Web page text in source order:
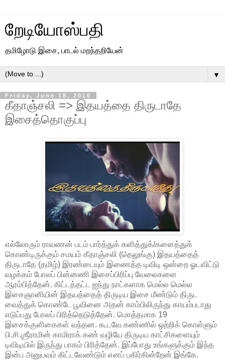
றேடியோஸ்பதி
தமிழோடு இசை, பாடல் மறந்தறியேன்
▼
Friday, June 18, 2010
கீதாஞ்சலி => இதயத்தை திருடாதே
இசைத்தொகுப்பு
எல்லோரும் ராவணன் படம் பார்த்துக் களித்துக்/களைத்துக்
கொண்டிருக்கும் சமயம் கீதாஞ்சலி (தெலுங்கு) இதயத்தைத்
திருடாதே (தமிழ்) இரண்டையும் இணைத்த டிவிடி ஒன்றை ஓடவிட்டு
வழக்கம் போலப் பின்னணி இசைப்பிரிப்பு வேலைகளை
ஆரம்பித்தேன். கிட்டத்தட்ட ஐந்து நாட்களாக மெல்ல மெல்ல
இசைஞானியின் இதயத்தைத் திருடிய இசை மீண்டும் திருட
வைத்துக் கொண்டே பூவினை அதன் காம்பிலிருந்து காயம்படாது
எடுப்பது போலப் பிரித்தெடுத்தேன். மொத்தமாக 19
இசைக்குளிகைகள் வந்தன. கூடவே கண்ணில் ஒற்றிக் கொள்ளும்
பி.சி.ஶ்ரீராமின் காமிராக் கண் வழியே திருடிய காட்சிகளையும்
டிவிடியில் இருந்து பாகம் பிரித்தேன். இப்போது உங்களுக்கும் இந்த
இன்ப அனுபவம் கிட்டவேண்டும் எனப் பகிர்கின்றேன் இங்கே.